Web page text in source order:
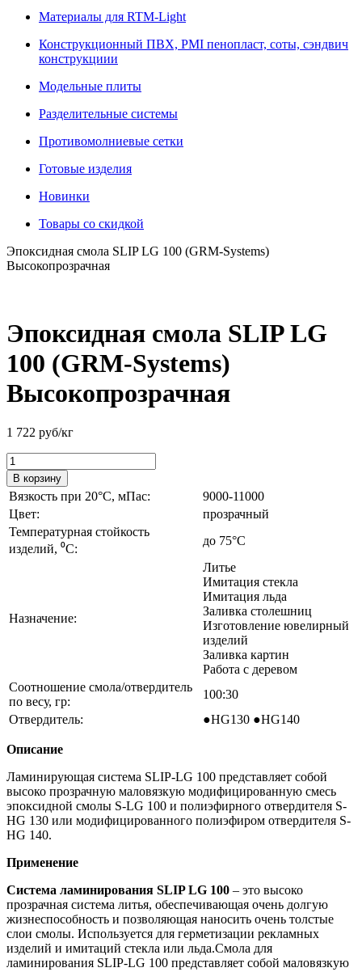
Материалы для RTM-Light
Конструкционный ПВХ, PMI пенопласт, соты, сэндвич
конструкциии
Модельные плиты
Разделительные системы
Противомолниевые сетки
Готовые изделия
Новинки
Товары со скидкой
Эпоксидная смола SLIP LG 100 (GRM-Systems)
Высокопрозрачная
Эпоксидная смола SLIP LG
100 (GRM-Systems)
Высокопрозрачная
1 722 руб/кг
В корзину
Вязкость при 20°C, мПас:
9000-11000
Цвет:
прозрачный
Температурная стойкость
изделий, ⁰C:
до 75°С
Назначение:
Литье
Имитация стекла
Имитация льда
Заливка столешниц
Изготовление ювелирный
изделий
Заливка картин
Работа с деревом
Соотношение смола/отвердитель
по весу, гр:
100:30
Отвердитель:
●HG130 ●HG140
Описание
Ламинирующая система SLIP-LG 100 представляет собой
высоко прозрачную маловязкую модифицированную смесь
эпоксидной смолы S-LG 100 и полиэфирного отвердителя S-
HG 130 или модифицированного полиэфиром отвердителя S-
HG 140.
Применение
Система ламинирования SLIP LG 100 – это высоко
прозрачная система литья, обеспечивающая очень долгую
жизнеспособность и позволяющая наносить очень толстые
слои смолы. Используется для герметизации рекламных
изделий и имитаций стекла или льда.Смола для
ламинирования SLIP-LG 100 представляет собой маловязкую